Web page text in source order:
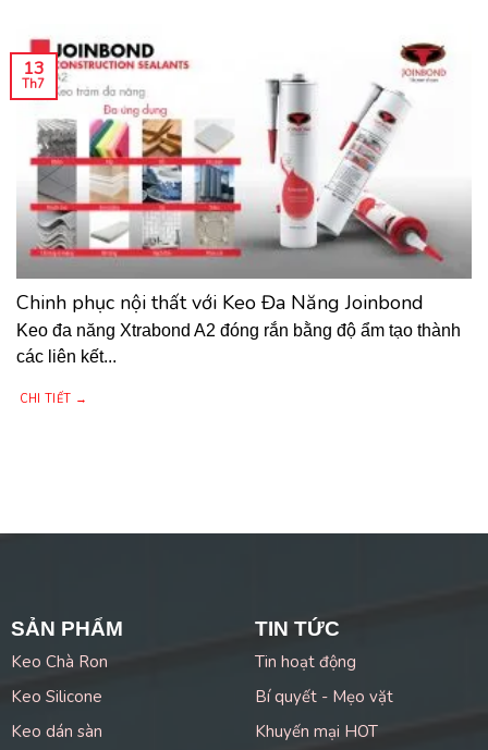
Chinh phục nội thất với Keo Đa Năng Joinbond
Keo đa năng Xtrabond A2 đóng rắn bằng độ ẩm tạo thành
các liên kết...
CHI TIẾT →
13
Th7
SẢN PHẨM
Keo Chà Ron
Keo Silicone
Keo dán sàn
TIN TỨC
Tin hoạt động
Bí quyết - Mẹo vặt
Khuyến mại HOT